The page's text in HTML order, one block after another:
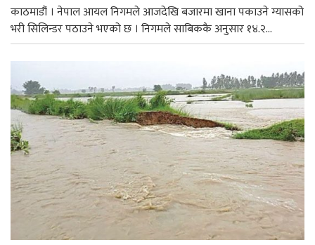
काठमाडौं । नेपाल आयल निगमले आजदेखि बजारमा खाना पकाउने ग्यासको
भरी सिलिन्डर पठाउने भएको छ । निगमले साबिककै अनुसार १४.२...